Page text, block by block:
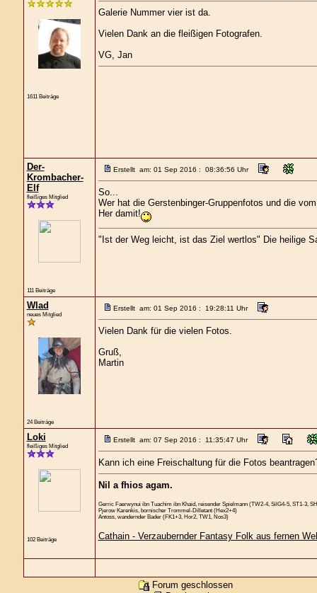
1611 Beiträge
Galerie Nummer vier ist da.
Vielen Dank an die fleißigen Fotografen.
VG, Jan
Der-
Krombacher-
Elf
fleißiges Mitglied
111 Beiträge
Erstellt am: 01 Sep 2016 : 08:36:56 Uhr
So...
Wer hat die Gerstenbinger-Gruppenfotos und die
Her damit!
"Ist der Weg leicht, ist das Ziel wertlos" Die heilige
Wlad
neues Mitglied
24 Beiträge
Erstellt am: 01 Sep 2016 : 19:28:11 Uhr
Vielen Dank für die vielen Fotos.
Gruß,
Martin
Loki
fleißiges Mitglied
102 Beiträge
Erstellt am: 07 Sep 2016 : 11:35:47 Uhr
Kann ich eine Freischaltung für die Fotos
Nil a fhios agam.
Gerric Faerwynui ibn Tuachim ibn Khaid, reisender Spielmann (TW2-4, SilG4-5, ST1-3,
Pjerow Karenkis, bornischer Trommel-Dilletant (Hex2+4)
Antoss, wandernder Bader (FK1+3, Hor2, TW1, Nos3)
Cathain - Verzaubernder Fantasy Folk aus fernen
Forum geschlossen